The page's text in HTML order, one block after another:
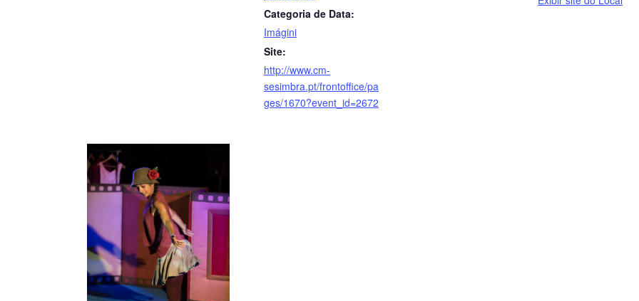
Categoria de Data:
Imágini
Site:
http://www.cm-
sesimbra.pt/frontoffice/pa
ges/1670?event_id=2672